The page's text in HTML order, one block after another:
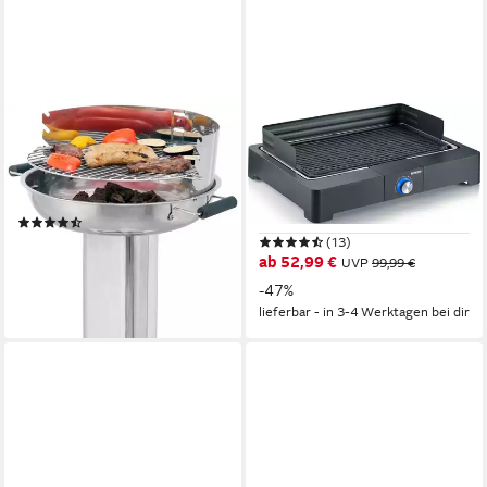
TEPRO
Holzkohlegrill Edelstahl-
Säulengrill, BxTxH: 58x43x83
cm
(11)
SEVERIN
Tischgrill PG 8567
2200 W Leistung
39,5 x 14,8 x 52,7 cm B/H/T
3,65 kg
Gewicht
(13)
ab 52,99 € UVP 99,99 €
-47%
lieferbar - in 3-4 Werktagen bei dir